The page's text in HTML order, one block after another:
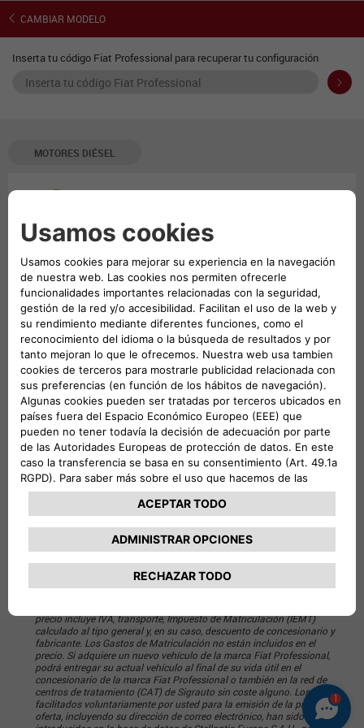
CAMBIAR MODELO
Inserta tu código Fiat Professional para recuperar tu configuración
MOTORES DIÉSEL
Desde[1]
€ 32.410
Elige Nivel de acabado
Oferta válida hasta fin de mes para particulares, en Península y
Baleares, para vehículos disponibles en Concesionarios Oficiales
acudir al Concesionario para confirmar su disponibilidad, consultar
posibles descuentos adicionales o subvenciones, solicitar información
S.A., así como cualquier otra información que sea de su interés. En el
caso de confirmar su voluntad por adquirir el vehículo seleccionado y
precio incluye IVA, transporte, Impuesto de Matriculación (IEMT)
calculado al tipo general y, en su caso, descuento de concesionario y
fabricante. Los Gastos de Matriculación no están incluidos en el
precio. Si adquiere un nuevo vehículo de la marca Fiat Professional,
podrá entregar su actual vehículo al final de su vida útil en el
concesionario de la marca Fiat Professional o también en la red de
centros de tratamiento (CAT) de Sigrauto sin coste alguno. Los datos
facilitados voluntariamente por usted para la emisión de la presente
oferta, incluyendo su dirección de correo electrónico, han sido
1